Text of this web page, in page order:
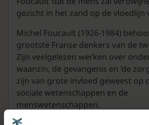
gezicht in het zand op de vloedlijn
Michel Foucault (1926-1984)
grootste Franse denkers van de
Zijn veelgelezen werken over
waanzin, de gevangenis en ‘de
zijn van grote invloed geweest op
sociale wetenschappen en de
menswetenschappen.